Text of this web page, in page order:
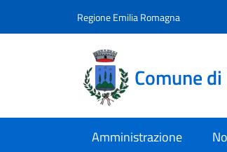
Regione Emilia Romagna
Comune
Amministrazione